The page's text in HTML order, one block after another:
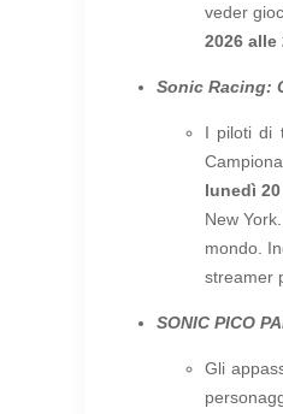
veder
2026
Sonic Racing:
I piloti di
lunedì
New
mondo.
streamer
SONIC PICO
Gli